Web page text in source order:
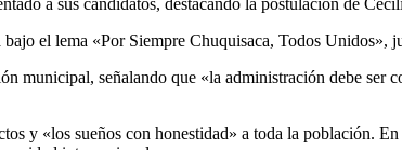
a sus candidatos, destacando la postulación de
el lema «Por Siempre Chuquisaca, Todos
municipal, señalando que «la administración debe ser
y «los sueños con honestidad» a toda la población.